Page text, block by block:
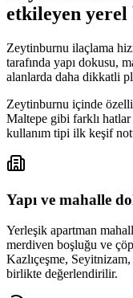
etkileyen yerel
Zeytinburnu ilaçlama
tarafında yapı dokusu,
alanlarda daha dikkatli
Zeytinburnu içinde
Maltepe gibi farklı
kullanım tipi ilk keşif
Yapı ve mahalle
Yerleşik apartman
merdiven boşluğu ve
Kazlıçeşme,
birlikte değerlendirilir.